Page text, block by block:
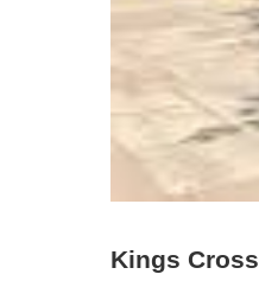
Kings Cross